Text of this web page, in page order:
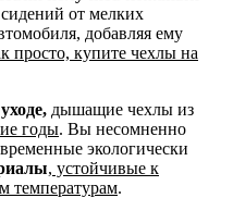
сидений от мелких
добавляя ему
просто, купите чехлы на
дышащие чехлы из
годы. Вы несомненно
экологически
, устойчивые к
температурам.